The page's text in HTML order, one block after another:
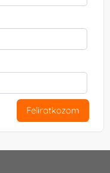
Feliratkozom